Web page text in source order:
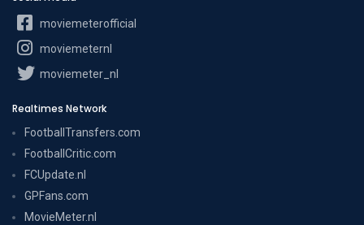
moviemeterofficial
moviemeternl
moviemeter_nl
Realtimes Network
FootballTransfers.com
FootballCritic.com
FCUpdate.nl
GPFans.com
MovieMeter.nl